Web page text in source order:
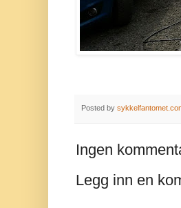
Posted by
Ingen
Legg inn en